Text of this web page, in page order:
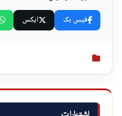
فیس بک ایکس